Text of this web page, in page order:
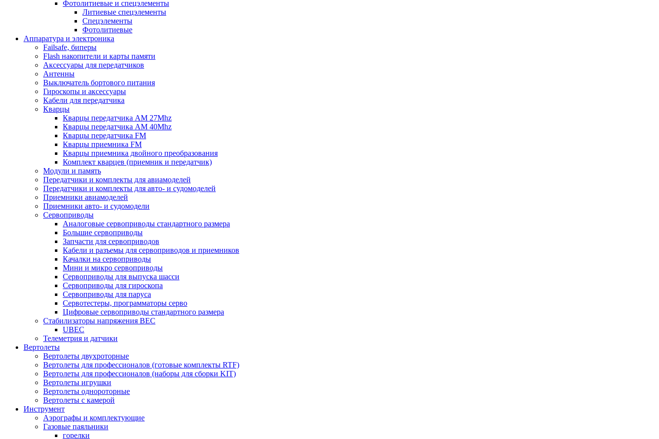
Фотолитиевые и спецэлементы
Литиевые спецэлементы
Спецэлементы
Фотолитиевые
Аппаратура и электроника
Failsafe, биперы
Flash накопители и карты памяти
Аксессуары для передатчиков
Антенны
Выключатель бортового питания
Гироскопы и аксессуары
Кабели для передатчика
Кварцы
Кварцы передатчика AM 27Mhz
Кварцы передатчика AM 40Mhz
Кварцы передатчика FM
Кварцы приемника FM
Кварцы приемника двойного преобразования
Комплект кварцев (приемник и передатчик)
Модули и память
Передатчики и комплекты для авиамоделей
Передатчики и комплекты для авто- и судомоделей
Приемники авиамоделей
Приемники авто- и судомодели
Сервоприводы
Аналоговые сервоприводы стандартного размера
Большие сервоприводы
Запчасти для сервоприводов
Кабели и разъемы для сервоприводов и приемников
Качалки на сервоприводы
Мини и микро сервоприводы
Сервоприводы для выпуска шасси
Сервоприводы для гироскопа
Сервоприводы для паруса
Сервотестеры, программаторы серво
Цифровые сервоприводы стандартного размера
Стабилизаторы напряжения BEC
UBEC
Телеметрия и датчики
Вертолеты
Вертолеты двухроторные
Вертолеты для профессионалов (готовые комплекты RTF)
Вертолеты для профессионалов (наборы для сборки KIT)
Вертолеты игрушки
Вертолеты однороторные
Вертолеты с камерой
Инструмент
Аэрографы и комплектующие
Газовые паяльники
горелки